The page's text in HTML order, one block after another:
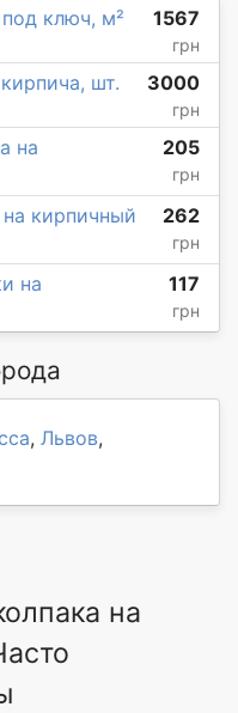
ключ, м² 1567
грн
шт. 3000
грн
на
205
грн
кирпичный
262
грн
на
117
грн
, Львов,
на